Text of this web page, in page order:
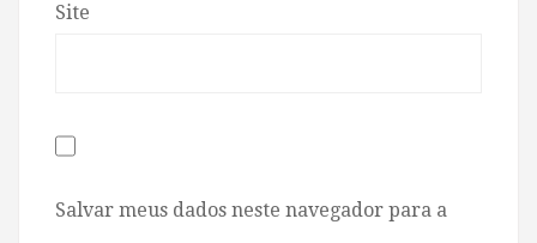
Site
Salvar meus dados neste navegador para a